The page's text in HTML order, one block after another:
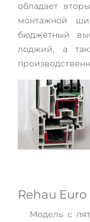
обладает
монтажной
бюджетный
лоджий, а
Rehau
Модель с